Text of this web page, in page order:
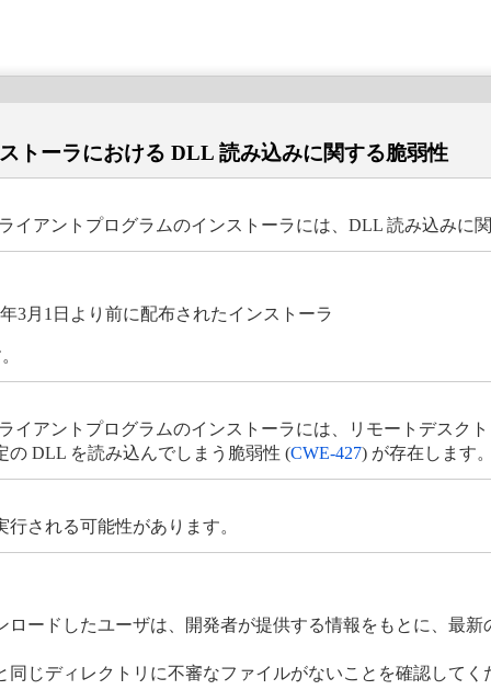
トーラにおける DLL 読み込みに関する脆弱性
イアントプログラムのインストーラには、DLL 読み込みに
3月1日より前に配布されたインストーラ
イアントプログラムのインストーラには、リモートデスク
の DLL を読み込んでしまう脆弱性 (CWE-427) が存在します
される可能性があります。
ードしたユーザは、開発者が提供する情報をもとに、最
じディレクトリに不審なファイルがないことを確認してく